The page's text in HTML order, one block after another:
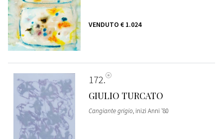
VENDUTO € 1.024
172
GIULIO TURCATO
Cangiante grigio, inizi Anni '80